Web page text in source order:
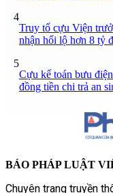
4
Truy tố cựu Viện
nhận hối lộ hơn 8 tỷ
5
Cựu kế toán bưu
đồng tiền chi trả an
BÁO PHÁP LUẬT
Chuyên trang truyền